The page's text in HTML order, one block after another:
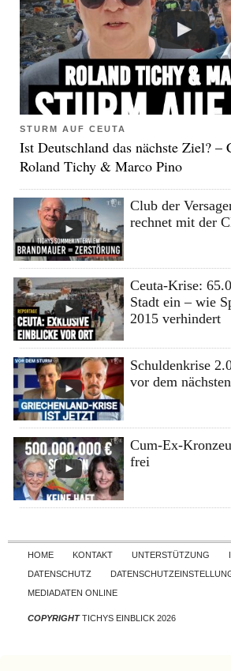
STURM AUF CEUTA
Ist Deutschland das nächste Ziel? –
Roland Tichy & Marco Pino
Club der
rechnet mit der
Ceuta-Krise:
Stadt ein – wie
2015 verhindert
Schuldenkrise
vor dem
Cum-Ex-
frei
Skip to
HOME KONTAKT UNTERSTÜTZUNG
DATENSCHUTZ
MEDIADATEN ONLINE
COPYRIGHTTICHYS EINBLICK 2026